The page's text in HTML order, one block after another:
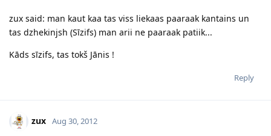
zux said: man kaut kaa tas viss liekaas paaraak kantains un
tas dzhekinjsh (Sīzifs) man arii ne paaraak patiik...
Kāds sīzifs, tas tokš Jānis !
Reply
zux Aug 30, 2012